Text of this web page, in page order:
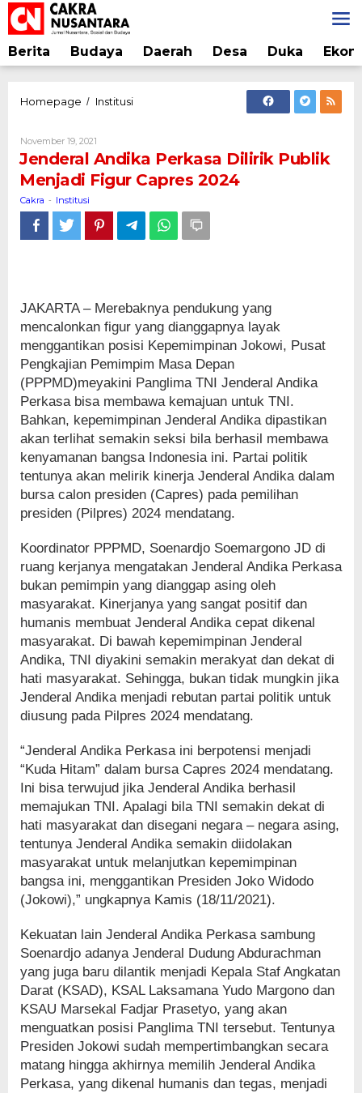
Lewati
ke
konten
Berita Budaya Daerah Desa Duka
Homepage / InstitusiJenderal
Publik
Menjadi
Capres
2024
November 19, 2021
Cakra
Jenderal Andika Perkasa Dilirik Publik
Menjadi Figur Capres 2024
Cakra - Institusi
JAKARTA – Merebaknya pendukung yang
mencalonkan figur yang dianggapnya layak
menggantikan posisi Kepemimpinan Jokowi, Pusat
Pengkajian Pemimpim Masa Depan
(PPPMD)meyakini Panglima TNI Jenderal Andika
Perkasa bisa membawa kemajuan untuk TNI.
Bahkan, kepemimpinan Jenderal Andika dipastikan
akan terlihat semakin seksi bila berhasil membawa
kenyamanan bangsa Indonesia ini. Partai politik
tentunya akan melirik kinerja Jenderal Andika dalam
bursa calon presiden (Capres) pada pemilihan
presiden (Pilpres) 2024 mendatang.
Koordinator PPPMD, Soenardjo Soemargono JD di
ruang kerjanya mengatakan Jenderal Andika Perkasa
bukan pemimpin yang dianggap asing oleh
masyarakat. Kinerjanya yang sangat positif dan
humanis membuat Jenderal Andika cepat dikenal
masyarakat. Di bawah kepemimpinan Jenderal
Andika, TNI diyakini semakin merakyat dan dekat di
hati masyarakat. Sehingga, bukan tidak mungkin jika
Jenderal Andika menjadi rebutan partai politik untuk
diusung pada Pilpres 2024 mendatang.
“Jenderal Andika Perkasa ini berpotensi menjadi
“Kuda Hitam” dalam bursa Capres 2024 mendatang.
Ini bisa terwujud jika Jenderal Andika berhasil
memajukan TNI. Apalagi bila TNI semakin dekat di
hati masyarakat dan disegani negara – negara asing,
tentunya Jenderal Andika semakin diidolakan
masyarakat untuk melanjutkan kepemimpinan
bangsa ini, menggantikan Presiden Joko Widodo
(Jokowi),” ungkapnya Kamis (18/11/2021).
Kekuatan lain Jenderal Andika Perkasa sambung
Soenardjo adanya Jenderal Dudung Abdurachman
yang juga baru dilantik menjadi Kepala Staf Angkatan
Darat (KSAD), KSAL Laksamana Yudo Margono dan
KSAU Marsekal Fadjar Prasetyo, yang akan
menguatkan posisi Panglima TNI tersebut. Tentunya
Presiden Jokowi sudah mempertimbangkan secara
matang hingga akhirnya memilih Jenderal Andika
Perkasa, yang dikenal humanis dan tegas, menjadi